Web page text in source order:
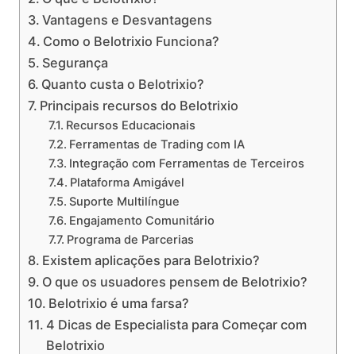
Vantagens e Desvantagens
Como o Belotrixio Funciona?
Segurança
Quanto custa o Belotrixio?
Principais recursos do Belotrixio
Recursos Educacionais
Ferramentas de Trading com IA
Integração com Ferramentas de Terceiros
Plataforma Amigável
Suporte Multilíngue
Engajamento Comunitário
Programa de Parcerias
Existem aplicações para Belotrixio?
O que os usuadores pensem de Belotrixio?
Belotrixio é uma farsa?
4 Dicas de Especialista para Começar com
Belotrixio